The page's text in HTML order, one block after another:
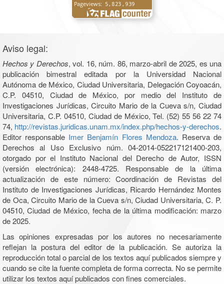
Aviso legal:
Hechos y Derechos, vol. 16, núm. 86, marzo-abril de 2025, es una
publicación bimestral editada por la Universidad Nacional
Autónoma de México, Ciudad Universitaria, Delegación Coyoacán,
C.P. 04510, Ciudad de México, por medio del Instituto de
Investigaciones Jurídicas, Circuito Mario de la Cueva s/n, Ciudad
Universitaria, C.P. 04510, Ciudad de México, Tel. (52) 55 56 22 74
74, http://revistas.juridicas.unam.mx/index.php/hechos-y-derechos.
Editor responsable Imer Benjamín Flores Mendoza. Reserva de
Derechos al Uso Exclusivo núm. 04-2014-052217121400-203,
otorgado por el Instituto Nacional del Derecho de Autor, ISSN
(versión electrónica): 2448-4725. Responsable de la última
actualización de este número: Coordinación de Revistas del
Instituto de Investigaciones Jurídicas, Ricardo Hernández Montes
de Oca, Circuito Mario de la Cueva s/n, Ciudad Universitaria, C. P.
04510, Ciudad de México, fecha de la última modificación: marzo
de 2025.
Las opiniones expresadas por los autores no necesariamente
reflejan la postura del editor de la publicación. Se autoriza la
reproducción total o parcial de los textos aquí publicados siempre y
cuando se cite la fuente completa de forma correcta. No se permite
utilizar los textos aquí publicados con fines comerciales.